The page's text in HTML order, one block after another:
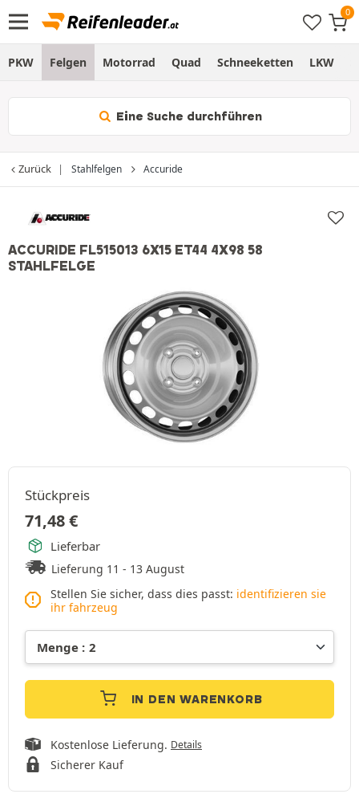
PKW Felgen Motorrad Quad Schneeketten LKW
Eine Suche durchführen
Zurück Stahlfelgen Accuride
ACCURIDE FL515013 6X15 ET44 4X98 58
STAHLFELGE
Stückpreis
71,48€
Lieferbar
Lieferung 11 - 13 August
Stellen Sie sicher, dass dies passt: identifizieren sie
ihr fahrzeug
IN DEN WARENKORB
Kostenlose Lieferung. Details
Sicherer Kauf